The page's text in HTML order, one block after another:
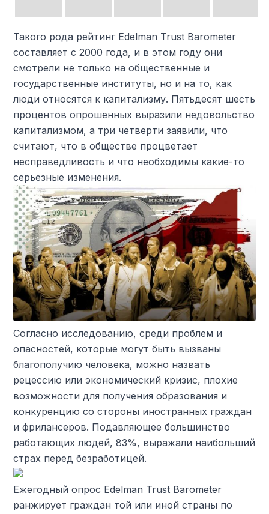
Такого рода рейтинг Edelman Trust Barometer
составляет с 2000 года, и в этом году они
смотрели не только на общественные и
государственные институты, но и на то, как
люди относятся к капитализму. Пятьдесят шесть
процентов опрошенных выразили недовольство
капитализмом, а три четверти заявили, что
считают, что в обществе процветает
несправедливость и что необходимы какие-то
серьезные изменения.
Согласно исследованию, среди проблем и
опасностей, которые могут быть вызваны
благополучию человека, можно назвать
рецессию или экономический кризис, плохие
возможности для получения образования и
конкуренцию со стороны иностранных граждан
и фрилансеров. Подавляющее большинство
работающих людей, 83%, выражали наибольший
страх перед безработицей.
Ежегодный опрос Edelman Trust Barometer
ранжирует граждан той или иной страны по